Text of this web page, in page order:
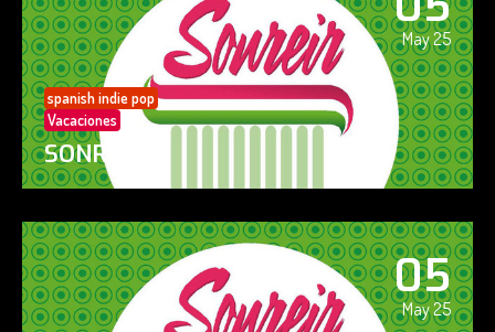
May 25
spanish indie pop
Vacaciones
SONREÍR
05
May 25